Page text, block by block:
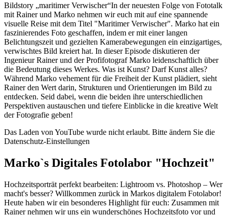
Bildstory „maritimer Verwischer“In der neuesten Folge von Fototalk
mit Rainer und Marko nehmen wir euch mit auf eine spannende
visuelle Reise mit dem Titel "Maritimer Verwischer". Marko hat ein
faszinierendes Foto geschaffen, indem er mit einer langen
Belichtungszeit und gezielten Kamerabewegungen ein einzigartiges,
verwischtes Bild kreiert hat. In dieser Episode diskutieren der
Ingenieur Rainer und der Profifotograf Marko leidenschaftlich über
die Bedeutung dieses Werkes. Was ist Kunst? Darf Kunst alles?
Während Marko vehement für die Freiheit der Kunst plädiert, sieht
Rainer den Wert darin, Strukturen und Orientierungen im Bild zu
entdecken. Seid dabei, wenn die beiden ihre unterschiedlichen
Perspektiven austauschen und tiefere Einblicke in die kreative Welt
der Fotografie geben!
Das Laden von YouTube wurde nicht erlaubt. Bitte ändern Sie die
Datenschutz-Einstellungen
Marko`s Digitales Fotolabor "Hochzeit"
Hochzeitsporträt perfekt bearbeiten: Lightroom vs. Photoshop – Wer
macht's besser? Willkommen zurück in Markos digitalem Fotolabor!
Heute haben wir ein besonderes Highlight für euch: Zusammen mit
Rainer nehmen wir uns ein wunderschönes Hochzeitsfoto vor und